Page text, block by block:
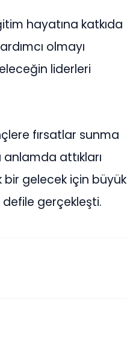
hayatına katkıda
olmayı
liderleri
fırsatlar sunma
attıkları
bir gelecek için büyük
gerçekleşti.